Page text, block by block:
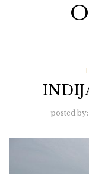
posted by: